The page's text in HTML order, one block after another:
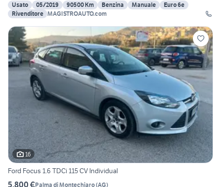
Usato
05/2019 90500 Km Benzina Manuale
Euro 6e
Rivenditore MAGISTROAUTO.com
16
Ford Focus 1.6 TDCi 115 CV Individual
5.800 €Palma di Montechiaro(AG)